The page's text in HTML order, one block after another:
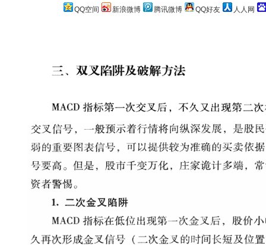
QQ空间 新浪微博 腾讯微博 QQ好友 人人网